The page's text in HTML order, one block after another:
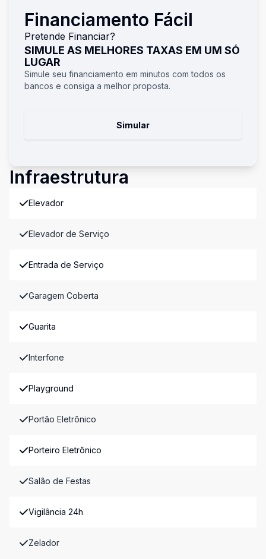
Financiamento Fácil
Pretende Financiar?
SIMULE AS MELHORES TAXAS EM UM SÓ
LUGAR
Simule seu financiamento em minutos com todos os
bancos e consiga a melhor proposta.
Simular
Infraestrutura
Elevador
Elevador de Serviço
Entrada de Serviço
Garagem Coberta
Guarita
Interfone
Playground
Portão Eletrônico
Porteiro Eletrônico
Salão de Festas
Vigilância 24h
Zelador